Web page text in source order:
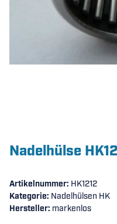
Nadelhülse
Artikelnummer: HK1212
Kategorie: Nadelhülsen HK
Hersteller: markenlos